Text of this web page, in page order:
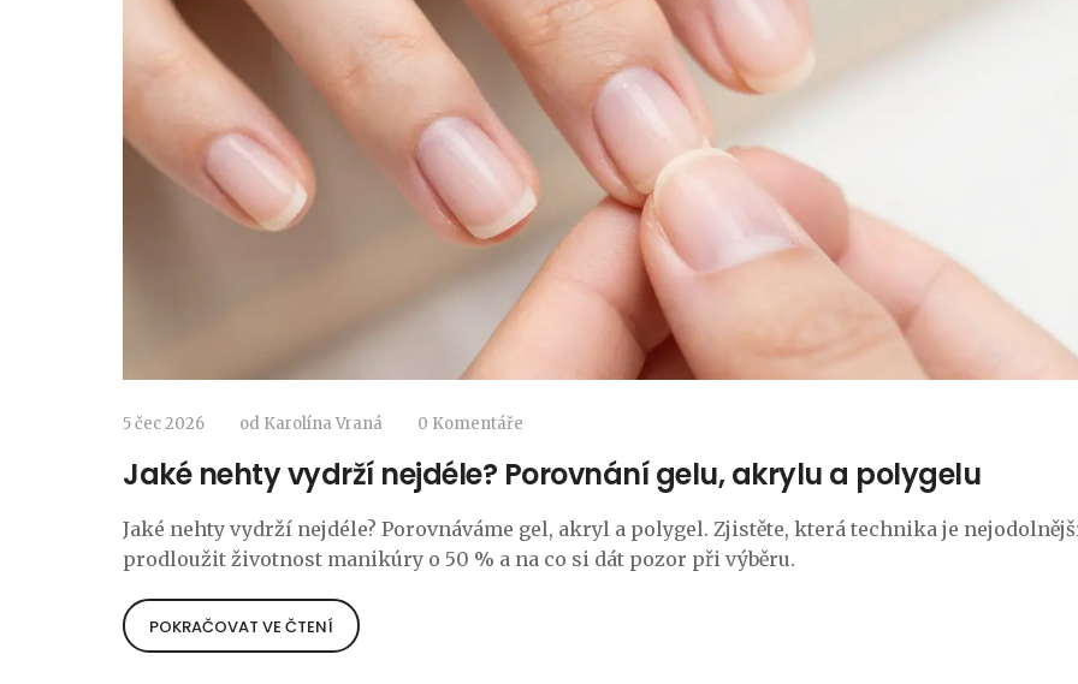
5 čec 2026 od Karolína Vraná 0 Komentáře
Jaké nehty vydrží nejdéle? Porovnání gelu, akrylu a polygelu
Jaké nehty vydrží nejdéle? Porovnáváme gel, akryl a polygel. Zjistěte, která technika je
prodloužit životnost manikúry o 50 % a na co si dát pozor při výběru.
POKRAČOVAT VE ČTENÍ